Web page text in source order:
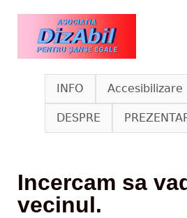
Skip to main
www.dizabil.eu
INFO Accesibilizare
DESPRE
Incercam sa
vecinul.